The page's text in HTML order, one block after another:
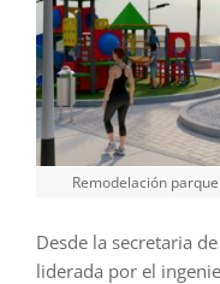
Remodelación
Desde la secretaria
liderada por el